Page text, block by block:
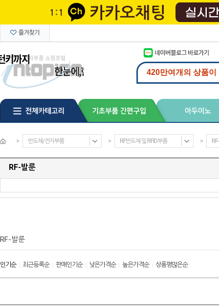
> 반도체/전자부품 > RF반도체 및 RFID부품 >
RF-발룬
RF-발룬
인기순| 최근등록순| 판매인기순| 낮은가격순| 높은가격순| 상품평많은순